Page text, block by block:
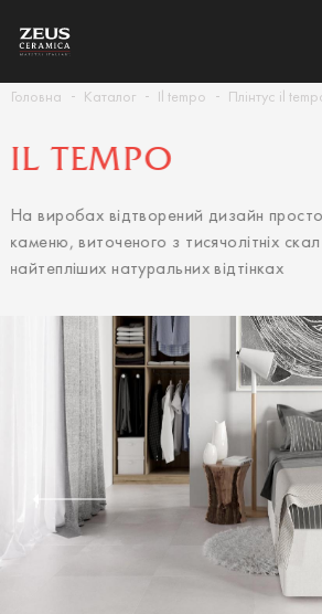
Головна Каталог Il tempo Плінтус il
IL TEMPO
На виробах відтворений дизайн
каменю, виточеного з тисячолітніх скал
найтепліших натуральних відтінках